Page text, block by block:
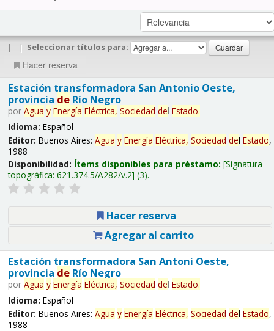
| | Seleccionar títulos para:
Hacer reserva
Estación transformadora San Antonio Oeste,
provincia deRío Negro
por Agua y Energía Eléctrica, Sociedad del Estado.
Idioma: Español
Editor: Buenos Aires: Agua y Energía Eléctrica, Sociedad del Estado,
1988
Disponibilidad: Ítems disponibles para préstamo: Signatura
topográfica: 621.374.5/A282/v.2 (3).
Hacer reserva
Agregar al carrito
Estación transformadora San Antoni Oeste,
provincia deRío Negro
por Agua y Energía Eléctrica, Sociedad del Estado.
Idioma: Español
Editor: Buenos Aires: Agua y Energía Eléctrica, Sociedad del Estado,
1988